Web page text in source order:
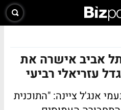
אביב אישרה את
עזריאלי רביעי
אנג'ל ציינה: "התוכנית